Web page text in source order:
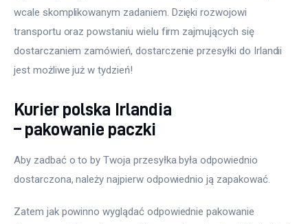
wcale skomplikowanym zadaniem. Dzięki rozwojowi
transportu oraz powstaniu wielu firm zajmujących się
dostarczaniem zamówień, dostarczenie przesyłki do Irlandii
jest możliwe już w tydzień!
Kurier polska Irlandia
– pakowanie paczki
Aby zadbać o to by Twoja przesyłka była odpowiednio
dostarczona, należy najpierw odpowiednio ją zapakować.
Zatem jak powinno wyglądać odpowiednie pakowanie